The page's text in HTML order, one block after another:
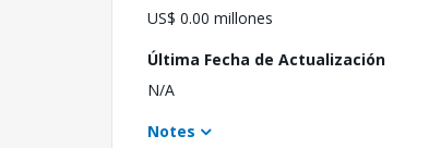
US$ 0.00 millones
Última Fecha de Actualización
N/A
Notes